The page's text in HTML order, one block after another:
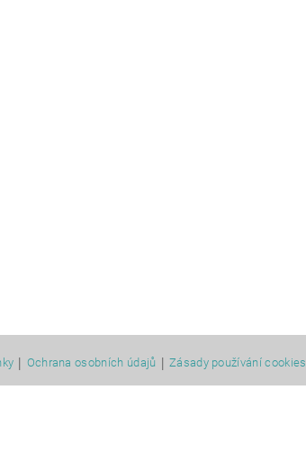
| Ochrana osobních údajů | Zásady používání cookies